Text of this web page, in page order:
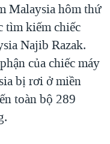
Malaysia hôm thứ
tìm kiếm chiếc
Najib Razak.
của chiếc máy
bị rơi ở miền
toàn bộ 289